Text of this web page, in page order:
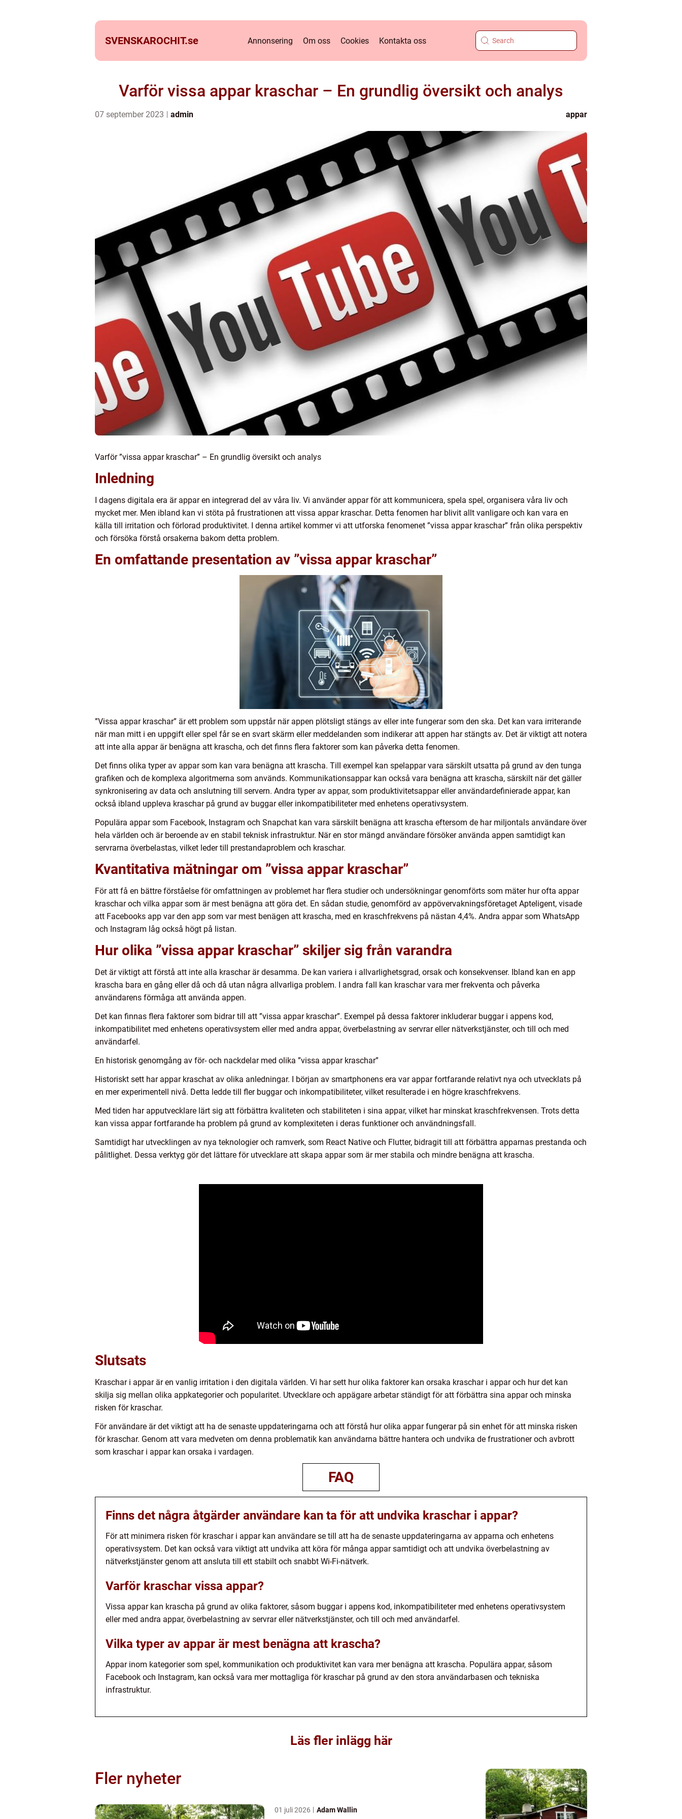
SVENSKAROCHIT.se Annonsering Om oss Cookies Kontakta oss
Varför vissa appar kraschar – En grundlig översikt och analys
07 september 2023 admin appar
Varför ”vissa appar kraschar” – En grundlig översikt och analys
Inledning
I dagens digitala era är appar en integrerad del av våra liv. Vi använder appar för att kommunicera, spela spel, organisera våra liv och
mycket mer. Men ibland kan vi stöta på frustrationen att vissa appar kraschar. Detta fenomen har blivit allt vanligare och kan vara en
källa till irritation och förlorad produktivitet. I denna artikel kommer vi att utforska fenomenet ”vissa appar kraschar” från olika perspektiv
och försöka förstå orsakerna bakom detta problem.
En omfattande presentation av ”vissa appar kraschar”
”Vissa appar kraschar” är ett problem som uppstår när appen plötsligt stängs av eller inte fungerar som den ska. Det kan vara irriterande
när man mitt i en uppgift eller spel får se en svart skärm eller meddelanden som indikerar att appen har stängts av. Det är viktigt att notera
att inte alla appar är benägna att krascha, och det finns flera faktorer som kan påverka detta fenomen.
Det finns olika typer av appar som kan vara benägna att krascha. Till exempel kan spelappar vara särskilt utsatta på grund av den tunga
grafiken och de komplexa algoritmerna som används. Kommunikationsappar kan också vara benägna att krascha, särskilt när det gäller
synkronisering av data och anslutning till servern. Andra typer av appar, som produktivitetsappar eller användardefinierade appar, kan
också ibland uppleva kraschar på grund av buggar eller inkompatibiliteter med enhetens operativsystem.
Populära appar som Facebook, Instagram och Snapchat kan vara särskilt benägna att krascha eftersom de har miljontals användare över
hela världen och är beroende av en stabil teknisk infrastruktur. När en stor mängd användare försöker använda appen samtidigt kan
servrarna överbelastas, vilket leder till prestandaproblem och kraschar.
Kvantitativa mätningar om ”vissa appar kraschar”
För att få en bättre förståelse för omfattningen av problemet har flera studier och undersökningar genomförts som mäter hur ofta appar
kraschar och vilka appar som är mest benägna att göra det. En sådan studie, genomförd av appövervakningsföretaget Apteligent, visade
att Facebooks app var den app som var mest benägen att krascha, med en kraschfrekvens på nästan 4,4%. Andra appar som WhatsApp
och Instagram låg också högt på listan.
Hur olika ”vissa appar kraschar” skiljer sig från varandra
Det är viktigt att förstå att inte alla kraschar är desamma. De kan variera i allvarlighetsgrad, orsak och konsekvenser. Ibland kan en app
krascha bara en gång eller då och då utan några allvarliga problem. I andra fall kan kraschar vara mer frekventa och påverka
användarens förmåga att använda appen.
Det kan finnas flera faktorer som bidrar till att ”vissa appar kraschar”. Exempel på dessa faktorer inkluderar buggar i appens kod,
inkompatibilitet med enhetens operativsystem eller med andra appar, överbelastning av servrar eller nätverkstjänster, och till och med
användarfel.
En historisk genomgång av för- och nackdelar med olika ”vissa appar kraschar”
Historiskt sett har appar kraschat av olika anledningar. I början av smartphonens era var appar fortfarande relativt nya och utvecklats på
en mer experimentell nivå. Detta ledde till fler buggar och inkompatibiliteter, vilket resulterade i en högre kraschfrekvens.
Med tiden har apputvecklare lärt sig att förbättra kvaliteten och stabiliteten i sina appar, vilket har minskat kraschfrekvensen. Trots detta
kan vissa appar fortfarande ha problem på grund av komplexiteten i deras funktioner och användningsfall.
Samtidigt har utvecklingen av nya teknologier och ramverk, som React Native och Flutter, bidragit till att förbättra apparnas prestanda och
pålitlighet. Dessa verktyg gör det lättare för utvecklare att skapa appar som är mer stabila och mindre benägna att krascha.
Slutsats
Kraschar i appar är en vanlig irritation i den digitala världen. Vi har sett hur olika faktorer kan orsaka kraschar i appar och hur det kan
skilja sig mellan olika appkategorier och popularitet. Utvecklare och appägare arbetar ständigt för att förbättra sina appar och minska
risken för kraschar.
För användare är det viktigt att ha de senaste uppdateringarna och att förstå hur olika appar fungerar på sin enhet för att minska risken
för kraschar. Genom att vara medveten om denna problematik kan användarna bättre hantera och undvika de frustrationer och avbrott
som kraschar i appar kan orsaka i vardagen.
FAQ
Finns det några åtgärder användare kan ta för att undvika kraschar i appar?
För att minimera risken för kraschar i appar kan användare se till att ha de senaste uppdateringarna av apparna och enhetens
operativsystem. Det kan också vara viktigt att undvika att köra för många appar samtidigt och att undvika överbelastning av
nätverkstjänster genom att ansluta till ett stabilt och snabbt Wi-Fi-nätverk.
Varför kraschar vissa appar?
Vissa appar kan krascha på grund av olika faktorer, såsom buggar i appens kod, inkompatibiliteter med enhetens operativsystem
eller med andra appar, överbelastning av servrar eller nätverkstjänster, och till och med användarfel.
Vilka typer av appar är mest benägna att krascha?
Appar inom kategorier som spel, kommunikation och produktivitet kan vara mer benägna att krascha. Populära appar, såsom
Facebook och Instagram, kan också vara mer mottagliga för kraschar på grund av den stora användarbasen och tekniska
infrastruktur.
Läs fler inlägg här
Fler nyheter
01 juli 2026 Adam Wallin